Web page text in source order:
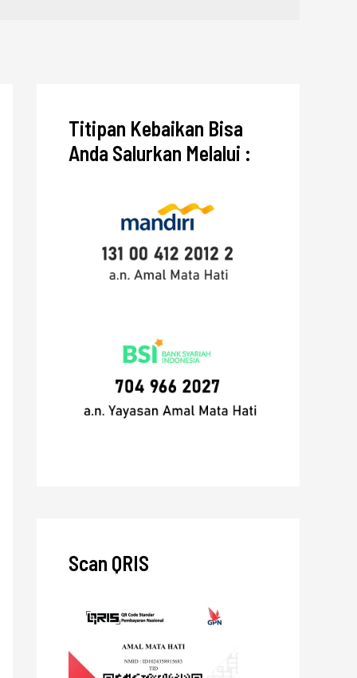
Titipan Kebaikan Bisa
Anda Salurkan Melalui :
Scan QRIS